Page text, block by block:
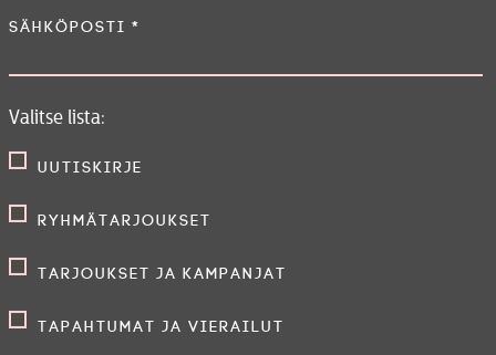
Sähköposti *
Valitse lista:
Uutiskirje
Ryhmätarjoukset
Tarjoukset ja kampanjat
Tapahtumat ja vierailut